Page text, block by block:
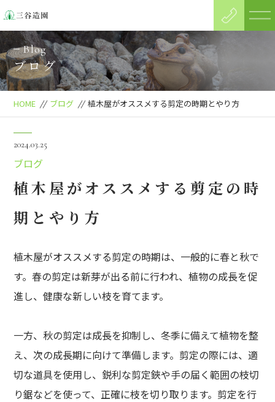
Blog
ブログ
HOME // ブログ // 植木屋がオススメする剪定の時期とやり方
2024.03.25
ブログ
植木屋がオススメする剪定の時
期とやり方
植木屋がオススメする剪定の時期は、一般的に春と秋で
す。春の剪定は新芽が出る前に行われ、植物の成長を促
進し、健康な新しい枝を育てます。
一方、秋の剪定は成長を抑制し、冬季に備えて植物を整
え、次の成長期に向けて準備します。剪定の際には、適
切な道具を使用し、鋭利な剪定鋏や手の届く範囲の枝切
り鋸などを使って、正確に枝を切り取ります。剪定を行